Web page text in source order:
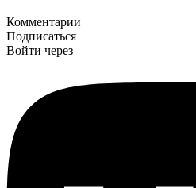
Комментарии
Подписаться
Войти через